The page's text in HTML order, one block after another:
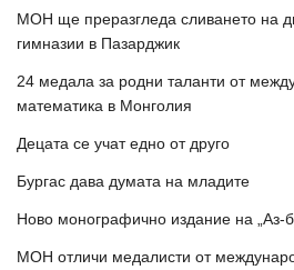
МОН ще преразгледа сливането на
гимназии в Пазарджик
24 медала за родни таланти от
математика в Монголия
Децата се учат едно от друго
Бургас дава думата на младите
Ново монографично издание на „Аз-
МОН отличи медалисти от